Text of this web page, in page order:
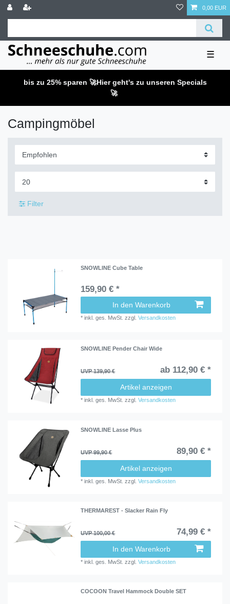
0,00 EUR
☰
bis zu 25% sparen 🚀Hier geht's zu unseren Specials
🚀
Campingmöbel
Filter
SNOWLINE Cube Table
159,90 € *
In den Warenkorb
*inkl. ges. MwSt. zzgl.Versandkosten
SNOWLINE Pender Chair Wide
UVP 139,90 € ab 112,90 € *
Artikel anzeigen
*inkl. ges. MwSt. zzgl.Versandkosten
SNOWLINE Lasse Plus
UVP 99,90 € 89,90 € *
Artikel anzeigen
*inkl. ges. MwSt. zzgl.Versandkosten
THERMAREST - Slacker Rain Fly
UVP 100,00 € 74,99 € *
In den Warenkorb
*inkl. ges. MwSt. zzgl.Versandkosten
COCOON Travel Hammock Double SET